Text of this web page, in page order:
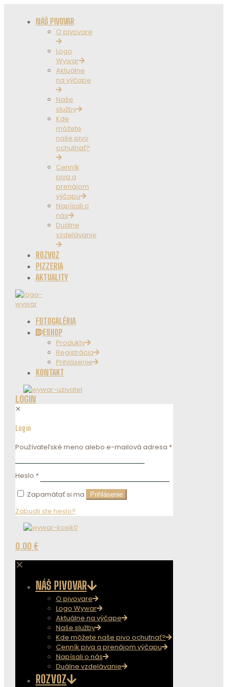
NÁŠ PIVOVAR
O pivovare
Logo
Wywar
Aktuálne
na výčape
Naše
služby
Kde
môžete
naše pivo
ochutnať?
Cenník
piva a
prenájom
výčapu
Napísali o
nás
Duálne
vzdelávanie
ROZVOZ
PIZZERIA
AKTUALITY
FOTOGALÉRIA
ESHOP
Produkty
Registrácia
Prihlásenie
KONTAKT
LOGIN
✕
Login
Používateľské meno alebo e-mailová adresa *
Heslo *
Zapamätať si ma
Prihlásenie
Zabudli ste heslo?
0
0.00 €
✕
NÁŠ PIVOVAR
O pivovare
Logo Wywar
Aktuálne na výčape
Naše služby
Kde môžete naše pivo ochutnať?
Cenník piva a prenájom výčapu
Napísali o nás
Duálne vzdelávanie
ROZVOZ